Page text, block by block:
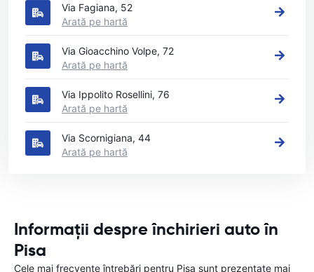
Via Fagiana, 52
Arată pe hartă
Via Gioacchino Volpe, 72
Arată pe hartă
Via Ippolito Rosellini, 76
Arată pe hartă
Via Scornigiana, 44
Arată pe hartă
Informații despre închirieri auto în
Pisa
Cele mai frecvente întrebări pentru Pisa sunt prezentate mai